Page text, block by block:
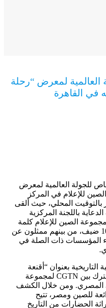
لمعرض “رحلة
في القاهرة
للجولة العالمية لمعرض
للإعلام في المركز
بالقاهرة 26 أكتوبر بالتوقيت المحلي، حيث ألقى
باللجنة المركزية
الصين للإعلام كلمة
بالفيديو. وحضر الحفل أكثر من 100 ضيف، من بينهم ممثلون عن
المؤسسات ذات الصلة في
بعنوان “أقنعة
وكنوز”، التي تم إنتاجها بشكل مشترك بين CGTN لمجموعة
المصري. ومن خلال الكشف
للصين ومصر، تتيح
الحضارات من التاريخ